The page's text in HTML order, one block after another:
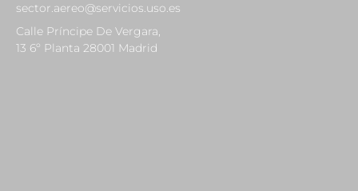
sector.aereo@servicios.uso.es
Calle Príncipe De Vergara,
13 6º Planta 28001 Madrid